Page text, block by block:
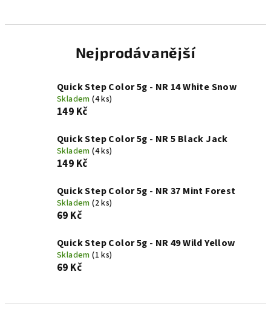
Nejprodávanější
Quick Step Color 5g - NR 14 White Snow
Skladem(4 ks)
149 Kč
Quick Step Color 5g - NR 5 Black Jack
Skladem(4 ks)
149 Kč
Quick Step Color 5g - NR 37 Mint Forest
Skladem(2 ks)
69 Kč
Quick Step Color 5g - NR 49 Wild Yellow
Skladem(1 ks)
69 Kč